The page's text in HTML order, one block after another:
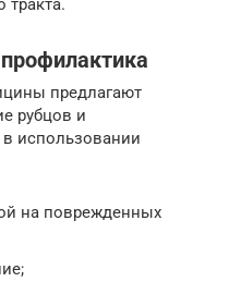
тракта.
предлагают
рубцов и
использовании
на поврежденных